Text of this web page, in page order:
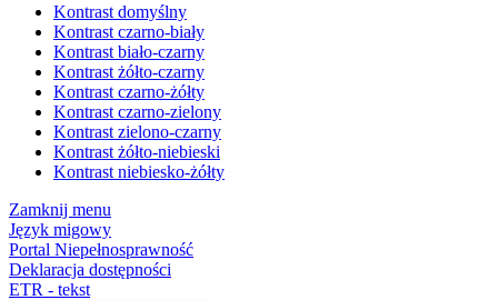
Kontrast domyślny
Kontrast czarno-biały
Kontrast biało-czarny
Kontrast żółto-czarny
Kontrast czarno-żółty
Kontrast czarno-zielony
Kontrast zielono-czarny
Kontrast żółto-niebieski
Kontrast niebiesko-żółty
Zamknij menu
Język migowy
Portal Niepełnosprawność
Deklaracja dostępności
ETR - tekst